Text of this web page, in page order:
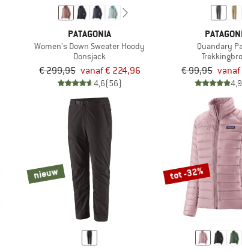
PATAGONIA
Women's Down Sweater Hoody
Donsjack
€ 299,95 vanaf € 224,96
4,6(56)
Quandary
€ 99,95 vanaf
4,9
nieuw tot -32%